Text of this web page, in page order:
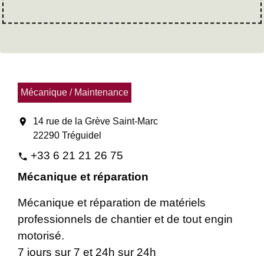
Mécanique / Maintenance
location_on
14 rue de la Grève Saint-Marc
22290 Tréguidel
phone +33 6 21 21 26 75
Mécanique et réparation
Mécanique et réparation de matériels
professionnels de chantier et de tout engin
motorisé.
7 jours sur 7 et 24h sur 24h